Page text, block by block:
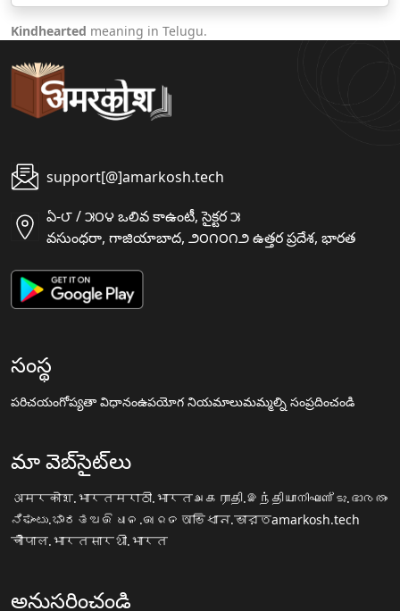
Kindhearted meaning in Telugu.
support[@]amarkosh.tech
ఏ-౮ / ౫౦౪ ఒలివ కాఉంటీ, సైక్టర ౫
వసుంధరా, గాజియాబాద, ౨౦౧౦౧౨ ఉత్తర ప్రదేశ, భారత
సంస్థ
పరిచయంగోప్యతా విధానంఉపయోగ నియమాలుమమ్మల్ని సంప్రదించండి
మా వెబ్‌సైట్‌లు
अमरकोश.भारतमराठी.भारतஅகராதி.இந்தியாനിഘണ്ടു.ഭാരതം
ನಿಘಂಟು.ಭಾರತ ଅଭିଧାନ.ଭାରତ অভিধান.ভারতamarkosh.tech
चौपाल.भारतसारथी.भारत
అనుసరించండి